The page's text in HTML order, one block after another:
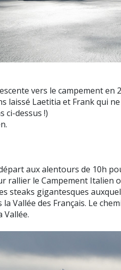
vers le campement en
laissé Laetitia et Frank qui
ci-dessus !)
aux alentours de 10h
rallier le Campement Italien
steaks gigantesques
la Vallée des Français. Le
Vallée.